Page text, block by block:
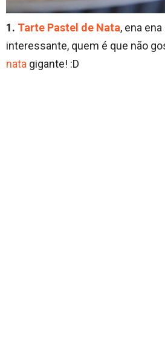
1. Tarte Pastel de Nata, ena
interessante, quem é que não
nata gigante! :D